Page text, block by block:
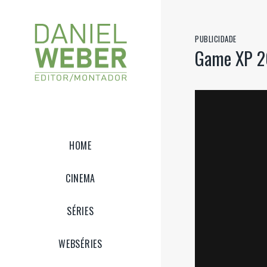
HOME
CINEMA
SÉRIES
WEBSÉRIES
PUBLICIDADE
Game XP